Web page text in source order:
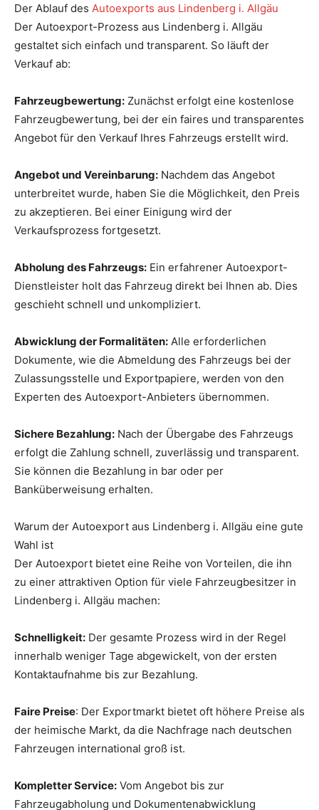
Der Ablauf des Autoexports aus Lindenberg i. Allgäu
Der Autoexport-Prozess aus Lindenberg i. Allgäu
gestaltet sich einfach und transparent. So läuft der
Verkauf ab:
Fahrzeugbewertung: Zunächst erfolgt eine kostenlose
Fahrzeugbewertung, bei der ein faires und transparentes
Angebot für den Verkauf Ihres Fahrzeugs erstellt wird.
Angebot und Vereinbarung: Nachdem das Angebot
unterbreitet wurde, haben Sie die Möglichkeit, den Preis
zu akzeptieren. Bei einer Einigung wird der
Verkaufsprozess fortgesetzt.
Abholung des Fahrzeugs: Ein erfahrener Autoexport-
Dienstleister holt das Fahrzeug direkt bei Ihnen ab. Dies
geschieht schnell und unkompliziert.
Abwicklung der Formalitäten: Alle erforderlichen
Dokumente, wie die Abmeldung des Fahrzeugs bei der
Zulassungsstelle und Exportpapiere, werden von den
Experten des Autoexport-Anbieters übernommen.
Sichere Bezahlung: Nach der Übergabe des Fahrzeugs
erfolgt die Zahlung schnell, zuverlässig und transparent.
Sie können die Bezahlung in bar oder per
Banküberweisung erhalten.
Warum der Autoexport aus Lindenberg i. Allgäu eine gute
Wahl ist
Der Autoexport bietet eine Reihe von Vorteilen, die ihn
zu einer attraktiven Option für viele Fahrzeugbesitzer in
Lindenberg i. Allgäu machen:
Schnelligkeit: Der gesamte Prozess wird in der Regel
innerhalb weniger Tage abgewickelt, von der ersten
Kontaktaufnahme bis zur Bezahlung.
Faire Preise: Der Exportmarkt bietet oft höhere Preise als
der heimische Markt, da die Nachfrage nach deutschen
Fahrzeugen international groß ist.
Kompletter Service: Vom Angebot bis zur
Fahrzeugabholung und Dokumentenabwicklung